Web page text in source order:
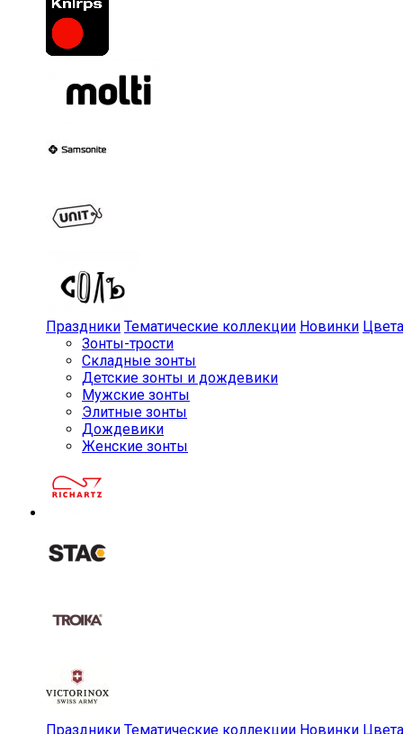
Праздники Тематические коллекции Новинки Цвета
Зонты-трости
Складные зонты
Детские зонты и дождевики
Мужские зонты
Элитные зонты
Дождевики
Женские зонты
Праздники Тематические коллекции Новинки Цвета